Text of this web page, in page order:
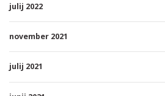
julij 2022
november 2021
julij 2021